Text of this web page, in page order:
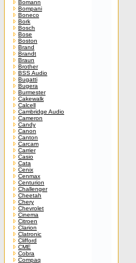
Bomann
Bompani
Boneco
Bork
Bosch
Bose
Boston
Brand
Brandt
Braun
Brother
BSS Audio
Bugatti
Bugera
Burmester
Cakewalk
Calcell
Cambridge Audio
Cameron
Candy
Canon
Canton
Carcam
Carrier
Casio
Cata
Cenix
Cenmax
Centurion
Challenger
Cheetah
Chery
Chevrolet
Cinema
Citroen
Clarion
Clatronic
Clifford
CME
Cobra
Compaq